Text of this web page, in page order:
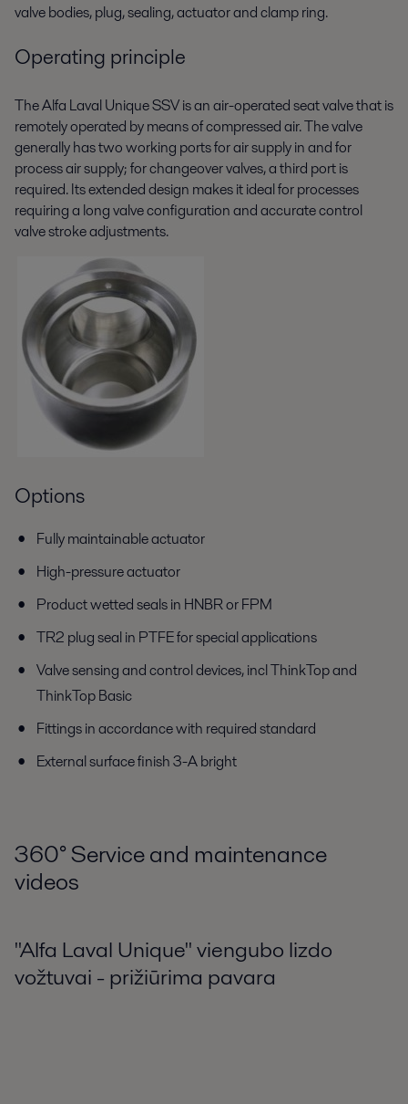
valve bodies, plug, sealing, actuator and clamp ring.
Operating principle
The Alfa Laval Unique SSV is an air-operated seat valve that is
remotely operated by means of compressed air. The valve
generally has two working ports for air supply in and for
process air supply; for changeover valves, a third port is
required. Its extended design makes it ideal for processes
requiring a long valve configuration and accurate control
valve stroke adjustments.
Options
Fully maintainable actuator
High-pressure actuator
Product wetted seals in HNBR or FPM
TR2 plug seal in PTFE for special applications
Valve sensing and control devices, incl ThinkTop and
ThinkTop Basic
Fittings in accordance with required standard
External surface finish 3-A bright
360°Service and maintenance
videos
"Alfa Laval Unique" viengubo lizdo
vožtuvai - prižiūrima pavara